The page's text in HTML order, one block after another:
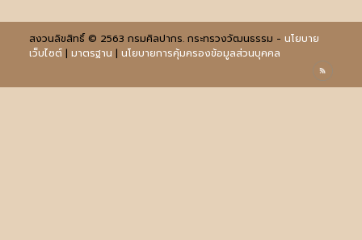
สงวนลิขสิทธิ์ © 2563 กรมศิลปากร. กระทรวงวัฒนธรรม - นโยบาย
เว็บไซต์| มาตรฐาน | นโยบายการคุ้มครองข้อมูลส่วนบุคคล